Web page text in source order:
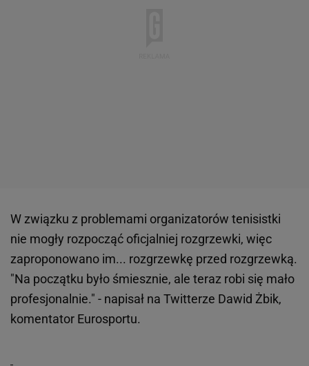
W związku z problemami organizatorów tenisistki
nie mogły rozpocząć oficjalniej rozgrzewki, więc
zaproponowano im... rozgrzewkę przed rozgrzewką.
"Na początku było śmiesznie, ale teraz robi się mało
profesjonalnie." - napisał na Twitterze Dawid Żbik,
komentator Eurosportu.